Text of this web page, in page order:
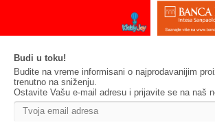
Budi u toku!
Budite na vreme informisani o najprodavanijim
trenutno na sniženju.
Ostavite Vašu e-mail adresu i prijavite se na naš